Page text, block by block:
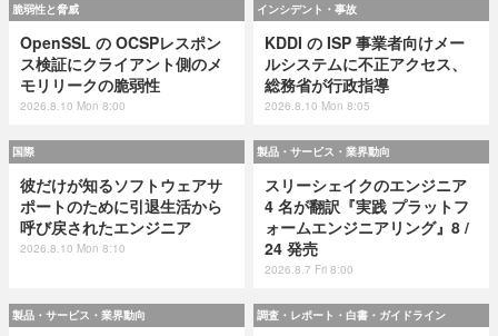
脆弱性と脅威
OpenSSL の OCSPレスポン
ス検証にクライアント側のメ
モリリークの脆弱性
2026.8.10 Mon 8:00
インシデント・事故
KDDI の ISP 事業者向けメー
ルシステムに不正アクセス、
総務省が行政指導
2026.8.10 Mon 8:05
国際
彼だけが知るソフトウェアサ
ポートのために引退生活から
呼び戻されたエンジニア
2026.8.10 Mon 8:10
製品・サービス・業界動向
スリーシェイクのエンジニア
4 名が翻訳『実践 プラットフ
ォームエンジニアリング』8 /
24 発売
2026.8.7 Fri 8:00
製品・サービス・業界動向 調査・レポート・白書・ガイドライン